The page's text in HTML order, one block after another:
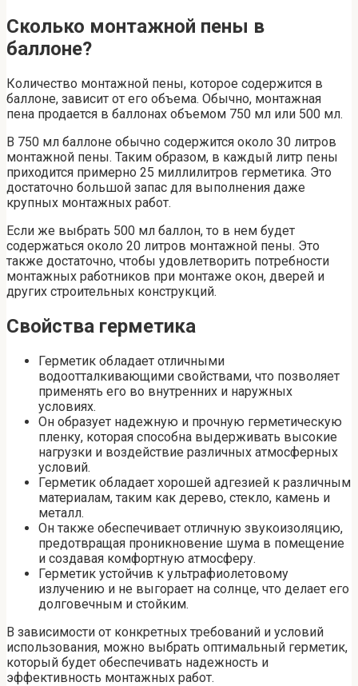
Сколько монтажной пены в
баллоне?
Количество монтажной пены, которое содержится в
баллоне, зависит от его объема. Обычно, монтажная
пена продается в баллонах объемом 750 мл или 500 мл.
В 750 мл баллоне обычно содержится около 30 литров
монтажной пены. Таким образом, в каждый литр пены
приходится примерно 25 миллилитров герметика. Это
достаточно большой запас для выполнения даже
крупных монтажных работ.
Если же выбрать 500 мл баллон, то в нем будет
содержаться около 20 литров монтажной пены. Это
также достаточно, чтобы удовлетворить потребности
монтажных работников при монтаже окон, дверей и
других строительных конструкций.
Свойства герметика
Герметик обладает отличными
водоотталкивающими свойствами, что позволяет
применять его во внутренних и наружных
условиях.
Он образует надежную и прочную герметическую
пленку, которая способна выдерживать высокие
нагрузки и воздействие различных атмосферных
условий.
Герметик обладает хорошей адгезией к различным
материалам, таким как дерево, стекло, камень и
металл.
Он также обеспечивает отличную звукоизоляцию,
предотвращая проникновение шума в помещение
и создавая комфортную атмосферу.
Герметик устойчив к ультрафиолетовому
излучению и не выгорает на солнце, что делает его
долговечным и стойким.
В зависимости от конкретных требований и условий
использования, можно выбрать оптимальный герметик,
который будет обеспечивать надежность и
эффективность монтажных работ.